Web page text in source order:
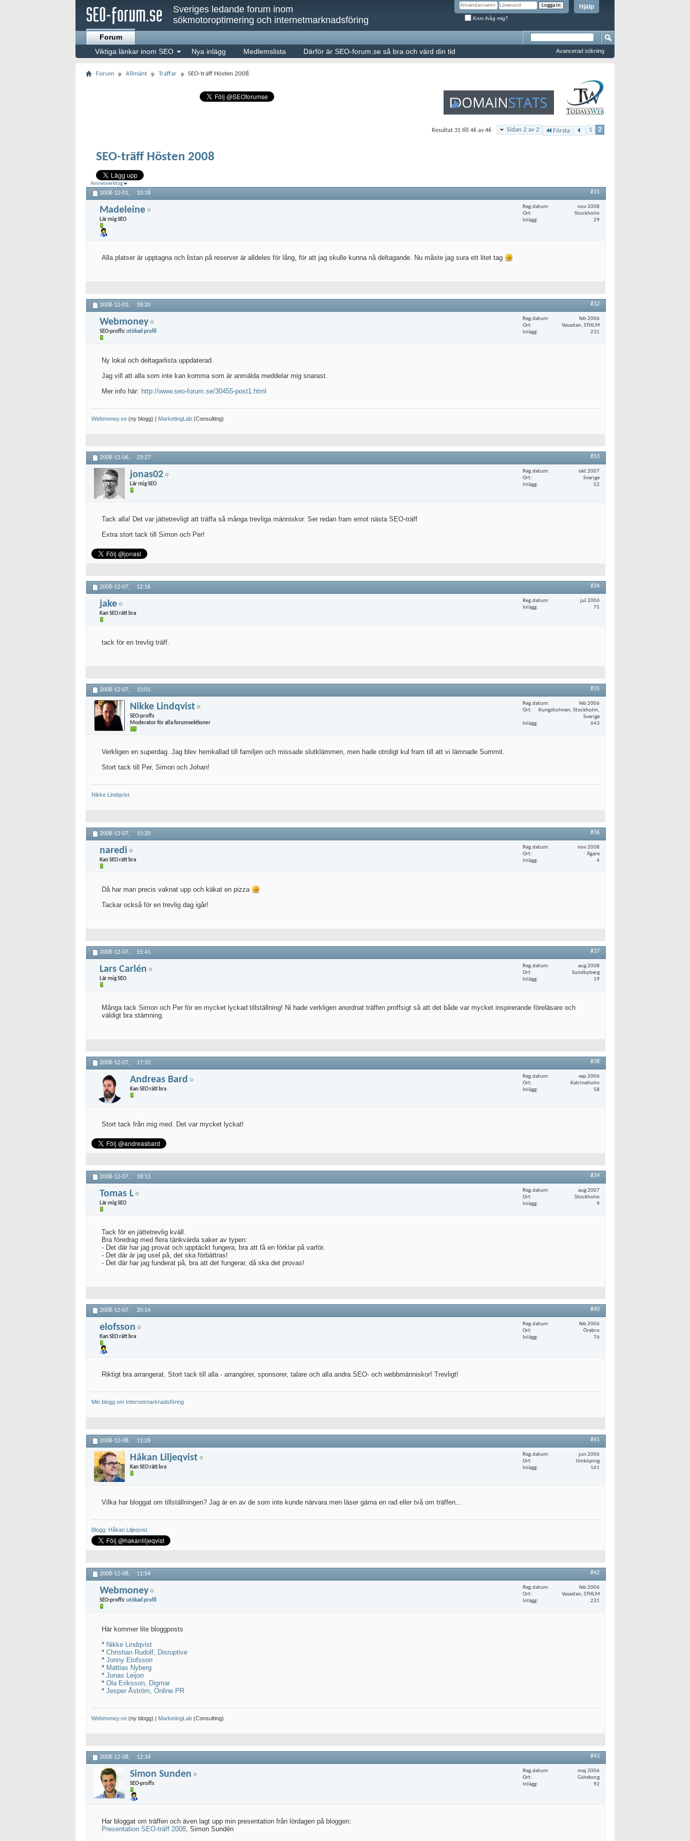
Hjälp
Kom ihåg mig?
Sveriges ledande forum inom
sökmotoroptimering och internetmarknadsföring
Forum
Viktiga länkar inom SEO
Nya inlägg Medlemslista Därför är SEO-forum.se så bra och värd din tid Avancerad sökning
Forum Allmänt Träffar SEO-träff Hösten 2008
Sidan 2 av 2 Första 1 2
Resultat 31 till 46 av 46
SEO-träff Hösten 2008
Ämnesverktyg
2008-12-01, 10:18 #31
Madeleine
Lär mig SEO
Reg.datum
nov 2008
Ort
Stockholm
Inlägg
29
Alla platser är upptagna och listan på reserver är alldeles för lång, för att jag skulle kunna nå deltagande. Nu måste jag sura ett litet tag
2008-12-03, 18:20 #32
Webmoney
SEO-proffs:utökad profil
Reg.datum
feb 2006
Ort
Vasastan, STHLM
Inlägg
231
Ny lokal och deltagarlista uppdaterad.
Jag vill att alla som inte kan komma som är anmälda meddelar mig snarast.
Mer info här: http://www.seo-forum.se/30455-post1.html
Webmoney.se (ny blogg) | MarketingLab (Consulting)
2008-12-06, 23:27 #33
jonas02
Lär mig SEO
Reg.datum
okt 2007
Ort
Sverige
Inlägg
52
Tack alla! Det var jättetrevligt att träffa så många trevliga människor. Ser redan fram emot nästa SEO-träff
Extra stort tack till Simon och Per!
2008-12-07, 12:16 #34
jake
Kan SEO rätt bra
Reg.datum
jul 2006
Inlägg
75
tack för en trevlig träff.
2008-12-07, 15:01 #35
Nikke Lindqvist
SEO-proffs
Moderator för alla forumsektioner
Reg.datum
feb 2006
Ort
Kungsholmen, Stockholm,
Sverige
Inlägg
643
Verkligen en superdag. Jag blev hemkallad till familjen och missade slutklämmen, men hade otroligt kul fram till att vi lämnade Summit.
Stort tack till Per, Simon och Johan!
Nikke Lindqvist
2008-12-07, 15:20 #36
naredi
Kan SEO rätt bra
Reg.datum
nov 2008
Ort
Ägare
Inlägg
4
Då har man precis vaknat upp och käkat en pizza
Tackar också för en trevlig dag igår!
2008-12-07, 15:41 #37
Lars Carlén
Lär mig SEO
Reg.datum
aug 2008
Ort
Sundbyberg
Inlägg
19
Många tack Simon och Per för en mycket lyckad tillställning! Ni hade verkligen anordnat träffen proffsigt så att det både var mycket inspirerande föreläsare och
väldigt bra stämning.
2008-12-07, 17:33 #38
Andreas Bard
Kan SEO rätt bra
Reg.datum
sep 2006
Ort
Katrineholm
Inlägg
58
Stort tack från mig med. Det var mycket lyckat!
2008-12-07, 18:13 #39
Tomas L
Lär mig SEO
Reg.datum
aug 2007
Ort
Stockholm
Inlägg
9
Tack för en jättetrevlig kväll.
Bra föredrag med flera tänkvärda saker av typen:
- Det där har jag provat och upptäckt fungera, bra att få en förklar på varför.
- Det där är jag usel på, det ska förbättras!
- Det där har jag funderat på, bra att det fungerar, då ska det provas!
2008-12-07, 20:14 #40
elofsson
Kan SEO rätt bra
Reg.datum
feb 2006
Ort
Örebro
Inlägg
76
Riktigt bra arrangerat. Stort tack till alla - arrangörer, sponsorer, talare och alla andra SEO- och webbmänniskor! Trevligt!
Min blogg om Internetmarknadsföring
2008-12-08, 11:28 #41
Håkan Liljeqvist
Kan SEO rätt bra
Reg.datum
jun 2006
Ort
Jönköping
Inlägg
161
Vilka har bloggat om tillställningen? Jag är en av de som inte kunde närvara men läser gärna en rad eller två om träffen...
Blogg: Håkan Liljeqvist
2008-12-08, 11:54 #42
Webmoney
SEO-proffs:utökad profil
Reg.datum
feb 2006
Ort
Vasastan, STHLM
Inlägg
231
Här kommer lite bloggposts
* Nikke Lindqvist
* Christian Rudolf, Disruptive
* Jonny Elofsson
* Mattias Nyberg
* Jonas Leijon
* Ola Eriksson, Digmar
* Jesper Åström, Online PR
Webmoney.se (ny blogg) | MarketingLab (Consulting)
2008-12-08, 12:34 #43
Simon Sunden
SEO-proffs
Reg.datum
maj 2006
Ort
Göteborg
Inlägg
92
Har bloggat om träffen och även lagt upp min presentation från lördagen på bloggen:
Presentation SEO-träff 2008, Simon Sundén